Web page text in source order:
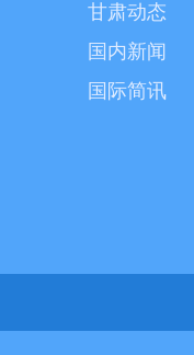
甘肃动态
国内新闻
国际简讯